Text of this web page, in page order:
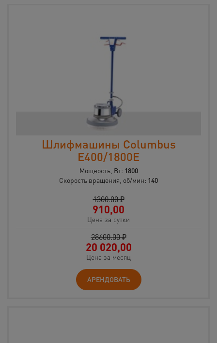
Шлифмашины Columbus
E400/1800E
Мощность, Вт: 1800
Скорость вращения, об/мин: 140
1300.00 ₽
910,00
Цена за сутки
28600.00 ₽
20 020,00
Цена за месяц
АРЕНДОВАТЬ